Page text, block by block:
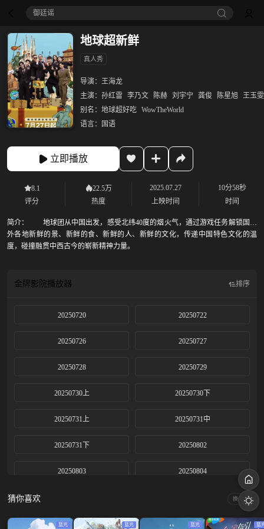
御廷谣‎
地球超新鲜
真人秀
导演： 王海龙
主演： 孙红雷 李乃文 陈赫 刘宇宁 龚俊 陈星旭 王玉雯
别名： 地球超好吃 WowTheWorld
语言：
国语
立即播放
8.1
评分
22.5万
热度
2025.07.27
上映时间
10分58秒
时间
简介：
地球团从中国出发，感受北纬40度的烟火气，通过游戏任务解锁国内
外各地新鲜的景、新鲜的食、新鲜的人、新鲜的文化，传递中国特色文化的温
度，碰撞融贯中西古今的崭新精神力量。
金牌影院播放器 排序
20250720 20250722
20250726 20250727
20250728 20250729
20250730上 20250730下
20250731上 20250731中
20250731下 20250802
20250803 20250804
20250806下 20250807上
猜你喜欢 换一换
蓝光 蓝光 蓝光 蓝